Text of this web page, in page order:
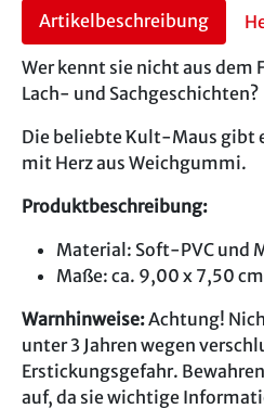
Artikelbeschreibung
Wer kennt sie nicht aus dem
Lach- und Sachgeschichten?
Die beliebte Kult-Maus gibt
mit Herz aus Weichgummi.
Produktbeschreibung:
Material: Soft-PVC und
Maße: ca. 9,00 x 7,50 cm
Warnhinweise:Achtung!
unter 3 Jahren wegen
Erstickungsgefahr.
auf, da sie wichtige